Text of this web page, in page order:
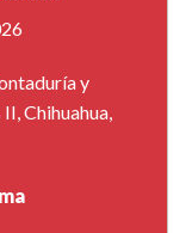
y
Chihuahua,